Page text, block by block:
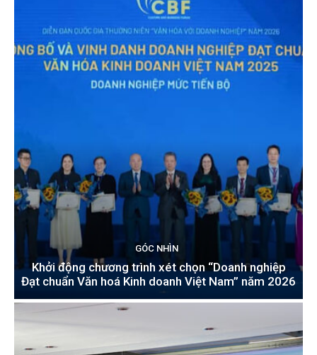
GÓC NHÌN
Khởi động chương trình xét chọn “Doanh nghiệp
Đạt chuẩn Văn hoá Kinh doanh Việt Nam” năm 2026